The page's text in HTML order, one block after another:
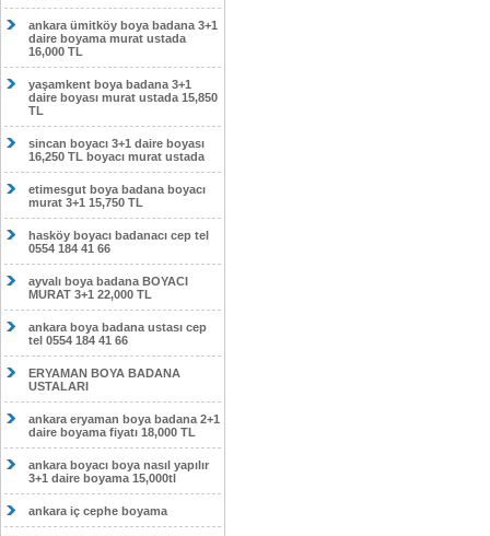
ankara ümitköy boya badana 3+1
daire boyama murat ustada
16,000 TL
yaşamkent boya badana 3+1
daire boyası murat ustada 15,850
TL
sincan boyacı 3+1 daire boyası
16,250 TL boyacı murat ustada
etimesgut boya badana boyacı
murat 3+1 15,750 TL
hasköy boyacı badanacı cep tel
0554 184 41 66
ayvalı boya badana BOYACI
MURAT 3+1 22,000 TL
ankara boya badana ustası cep
tel 0554 184 41 66
ERYAMAN BOYA BADANA
USTALARI
ankara eryaman boya badana 2+1
daire boyama fiyatı 18,000 TL
ankara boyacı boya nasıl yapılır
3+1 daire boyama 15,000tl
ankara iç cephe boyama